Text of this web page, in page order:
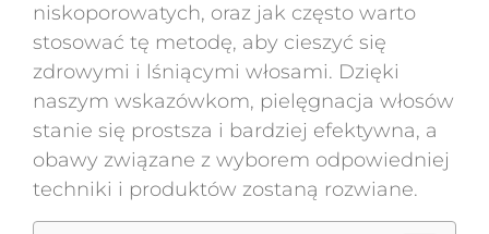
niskoporowatych, oraz jak często warto
stosować tę metodę, aby cieszyć się
zdrowymi i lśniącymi włosami. Dzięki
naszym wskazówkom, pielęgnacja włosów
stanie się prostsza i bardziej efektywna, a
obawy związane z wyborem odpowiedniej
techniki i produktów zostaną rozwiane.